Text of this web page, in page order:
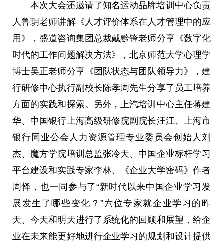
本次大会还邀请了知名运动品牌培训中心负责
人鲁玥老师讲解《人才评价体系在人才管理中的应
用》，盛道咨询集团总裁戴黔锋老师分享《数字化
时代的工作问题解决方法》，北京师范大学心理学
博士吴正老师分享《团队状态与团队领导力》，建
行研修中心执行副校长陈孝周先生分享了员工培养
方面的实践和探索。另外，上汽培训中心主任蒋建
华、中国银行上海高级研修院副院长汪江、上海市
银行同业公会人力资源管理专业委员会创始人刘
杰、魔方学院培训 总监张冷天、中国企业标杆学习
平台建设和实践专家李林、《企业大学密码》作者
周怿，也一同参与了“新时代以来中国企业学习发
展发生了哪些变化？”六位专家就企业学 习 的昨
天、今天和明天进行了系统化的回顾和展望，给企
业在未来能更好地进行企业学习 的规划和设计提供